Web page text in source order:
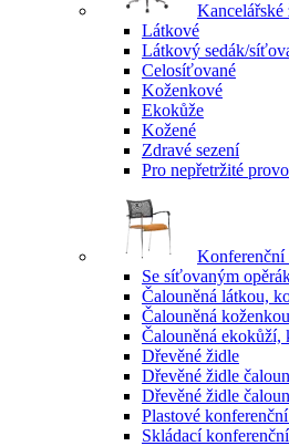
Kancelářské
Látkové
Látkový sedák/
Celosíťované
Koženkové
Ekokůže
Kožené
Zdravé sezení
Pro nepřetržité
Konferenční
Se síťovaným
Čalouněná látkou,
Čalouněná
Čalouněná ekokůží,
Dřevěné židle
Dřevěné židle
Dřevěné židle
Plastové
Skládací